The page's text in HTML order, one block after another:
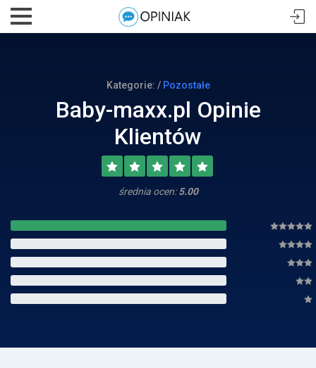
Kategorie: / Pozostałe
Baby-maxx.pl Opinie
Klientów
średnia ocen:5.00